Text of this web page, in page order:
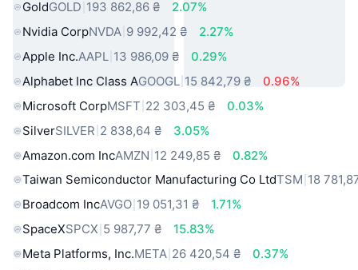
GoldGOLD 193 862,86 ₴
2.07%
Nvidia CorpNVDA 9 992,42 ₴
2.27%
Apple Inc.AAPL 13 986,09 ₴
0.29%
Alphabet Inc Class AGOOGL 15 842,79 ₴
0.96%
Microsoft CorpMSFT 22 303,45 ₴
0.03%
SilverSILVER 2 838,64 ₴
3.05%
Amazon.com IncAMZN 12 249,85 ₴
0.82%
Taiwan Semiconductor Manufacturing Co LtdTSM 18
Broadcom IncAVGO 19 051,31 ₴
1.71%
SpaceXSPCX 5 987,77 ₴
15.83%
Meta Platforms, Inc.META 26 420,54 ₴
0.37%